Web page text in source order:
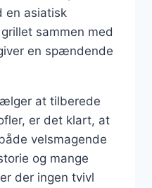
en asiatisk
sammen med
en spændende
at tilberede
er det klart, at
velsmagende
og mange
der ingen tvivl